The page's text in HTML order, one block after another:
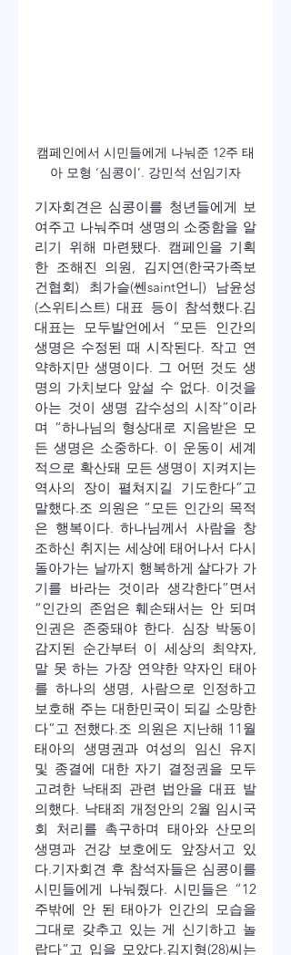
캠페인에서 시민들에게 나눠준 12주 태
아 모형 ‘심콩이’. 강민석 선임기자
기자회견은 심콩이를 청년들에게 보
여주고 나눠주며 생명의 소중함을 알
리기 위해 마련됐다. 캠페인을 기획
한 조해진 의원, 김지연(한국가족보
건협회) 최가슬(쎈saint언니) 남윤성
(스위티스트) 대표 등이 참석했다.김
대표는 모두발언에서 “모든 인간의
생명은 수정된 때 시작된다. 작고 연
약하지만 생명이다. 그 어떤 것도 생
명의 가치보다 앞설 수 없다. 이것을
아는 것이 생명 감수성의 시작”이라
며 “하나님의 형상대로 지음받은 모
든 생명은 소중하다. 이 운동이 세계
적으로 확산돼 모든 생명이 지켜지는
역사의 장이 펼쳐지길 기도한다”고
말했다.조 의원은 “모든 인간의 목적
은 행복이다. 하나님께서 사람을 창
조하신 취지는 세상에 태어나서 다시
돌아가는 날까지 행복하게 살다가 가
기를 바라는 것이라 생각한다”면서
“인간의 존엄은 훼손돼서는 안 되며
인권은 존중돼야 한다. 심장 박동이
감지된 순간부터 이 세상의 최약자,
말 못 하는 가장 연약한 약자인 태아
를 하나의 생명, 사람으로 인정하고
보호해 주는 대한민국이 되길 소망한
다”고 전했다.조 의원은 지난해 11월
태아의 생명권과 여성의 임신 유지
및 종결에 대한 자기 결정권을 모두
고려한 낙태죄 관련 법안을 대표 발
의했다. 낙태죄 개정안의 2월 임시국
회 처리를 촉구하며 태아와 산모의
생명과 건강 보호에도 앞장서고 있
다.기자회견 후 참석자들은 심콩이를
시민들에게 나눠줬다. 시민들은 “12
주밖에 안 된 태아가 인간의 모습을
그대로 갖추고 있는 게 신기하고 놀
랍다”고 입을 모았다.김지형(28)씨는